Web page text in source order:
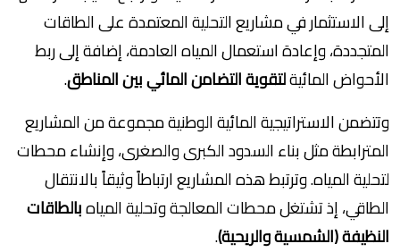
إلى الاستثمار في مشاريع التحلية المعتمدة على الطاقات
المتجددة، وإعادة استعمال المياه العادمة، إضافة إلى ربط
الأحواض المائيةلتقوية التضامن المائي بين المناطق.
وتتضمن الاستراتيجية المائية الوطنية مجموعة من المشاريع
المترابطة مثل بناء السدود الكبرى والصغرى، وإنشاء محطات
لتحلية المياه. وترتبط هذه المشاريع ارتباطاً وثيقاً بالانتقال
الطاقي، إذ تشتغل محطات المعالجة وتحلية المياهبالطاقات
النظيفة (الشمسية والريحية).